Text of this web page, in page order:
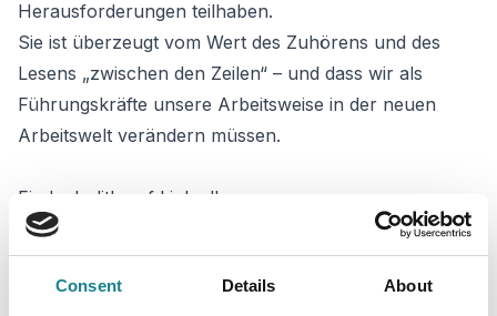
Consent Details About
Herausforderungen teilhaben.
Sie ist überzeugt vom Wert des Zuhörens und des
Lesens „zwischen den Zeilen“ – und dass wir als
Führungskräfte unsere Arbeitsweise in der neuen
Arbeitswelt verändern müssen.
Finde Judith auf LinkedIn:
https://www.linkedin.com/in/judith-wallner/
Judiths Podcast-Empfehlung: